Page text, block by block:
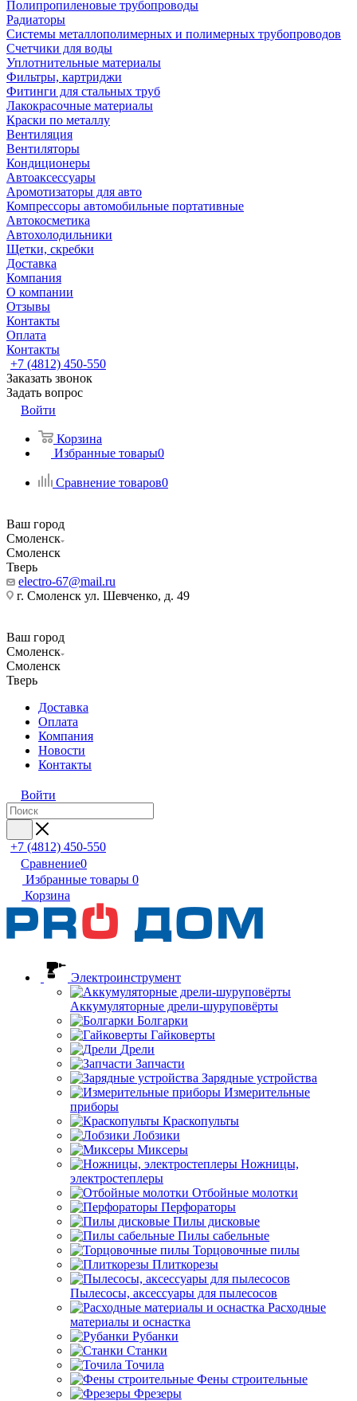
Полипропиленовые трубопроводы
Радиаторы
Системы металлополимерных и полимерных трубопроводов
Счетчики для воды
Уплотнительные материалы
Фильтры, картриджи
Фитинги для стальных труб
Лакокрасочные материалы
Краски по металлу
Вентиляция
Вентиляторы
Кондиционеры
Автоаксессуары
Аромотизаторы для авто
Компрессоры автомобильные портативные
Автокосметика
Автохолодильники
Щетки, скребки
Доставка
Компания
О компании
Отзывы
Контакты
Оплата
Контакты
+7 (4812) 450-550
Заказать звонок
Задать вопрос
Войти
Корзина
Избранные товары0
Сравнение товаров0
Ваш город
Смоленск
Смоленск
Тверь
electro-67@mail.ru
г. Смоленск ул. Шевченко, д. 49
Ваш город
Смоленск
Смоленск
Тверь
Доставка
Оплата
Компания
Новости
Контакты
Войти
+7 (4812) 450-550
Сравнение0
Избранные товары 0
Корзина
Электроинструмент
Аккумуляторные дрели-шуруповёрты
Болгарки
Гайковерты
Дрели
Запчасти
Зарядные устройства
Измерительные
приборы
Краскопульты
Лобзики
Миксеры
Ножницы,
электростеплеры
Отбойные молотки
Перфораторы
Пилы дисковые
Пилы сабельные
Торцовочные пилы
Плиткорезы
Пылесосы, аксессуары для пылесосов
Расходные
материалы и оснастка
Рубанки
Станки
Точила
Фены строительные
Фрезеры